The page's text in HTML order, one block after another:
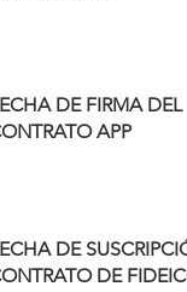
DE FIRMA DEL
APP
DE
DE